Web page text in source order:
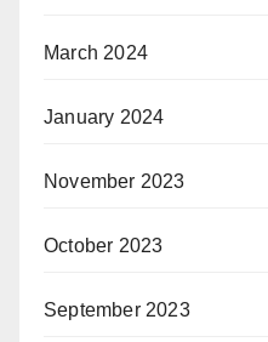
March 2024
January 2024
November 2023
October 2023
September 2023